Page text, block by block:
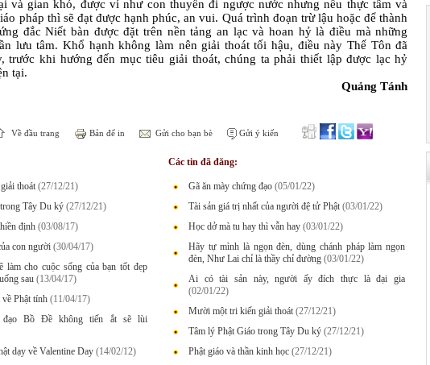
và gian khó, được ví như con thuyền đi ngược nước nhưng nếu thực tâm và
pháp thì sẽ đạt được hạnh phúc, an vui. Quá trình đoạn trừ lậu hoặc để thành
đắc Niết bàn được đặt trên nền tảng an lạc và hoan hỷ là điều mà những
lưu tâm. Khổ hạnh không làm nên giải thoát tối hậu, điều này Thế Tôn đã
trước khi hướng đến mục tiêu giải thoát, chúng ta phải thiết lập được lạc hỷ
tại.
Quảng Tánh
Về đầu trang Bản để in Gửi cho bạn bè Gửi ý kiến
thoát (27/12/21)
Tây Du ký (27/12/21)
định (03/08/17)
con người (30/04/17)
cho cuộc sống của bạn tốt đẹp
sau (13/04/17)
Phật tính (11/04/17)
đạo Bồ Đề không tiến ắt sẽ lùi
dạy về Valentine Day (14/02/12)
Các tin đã đăng:
Gã ăn mày chứng đạo (05/01/22)
Tài sản giá trị nhất của người đệ tử Phật (03/01/22)
Học dở mà tu hay thì vẫn hay (03/01/22)
Hãy tự mình là ngọn đèn, dùng chánh pháp làm ngọn
đèn, Như Lai chỉ là thầy chỉ đường (03/01/22)
Ai có tài sản này, người ấy đích thực là đại gia
(02/01/22)
Mười một tri kiến giải thoát (27/12/21)
Tâm lý Phật Giáo trong Tây Du ký (27/12/21)
Phật giáo và thần kinh học (27/12/21)